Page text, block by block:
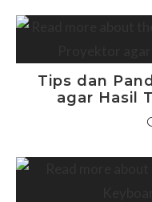
Tips dan
agar Hasil